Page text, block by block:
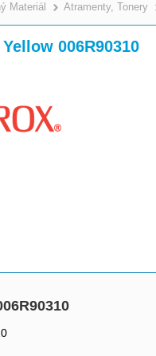
Materiál >
Atramenty, Tonery
006R90310